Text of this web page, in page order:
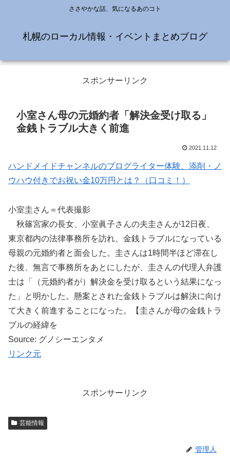
ささやかな話、気になるあのコト
札幌のローカル情報・イベントまとめブログ
スポンサーリンク
小室さん母の元婚約者「解決金受け取る」
金銭トラブル大きく前進
2021.11.12
ハンドメイドチャンネルのブログライター体験、添削・ノ
ウハウ付きでお祝い金10万円とは？（口コミ！）
小室圭さん＝代表撮影
秋篠宮家の長女、小室眞子さんの夫圭さんが12日夜、
東京都内の法律事務所を訪れ、金銭トラブルになっている
母親の元婚約者と面会した。圭さんは1時間半ほど滞在し
た後、無言で事務所をあとにしたが、圭さんの代理人弁護
士は「（元婚約者が）解決金を受け取るという結果になっ
た」と明かした。懸案とされた金銭トラブルは解決に向け
て大きく前進することになった。【圭さんが母の金銭トラ
ブルの経緯を
Source: グノシーエンタメ
リンク元
スポンサーリンク
芸能情報
管理人